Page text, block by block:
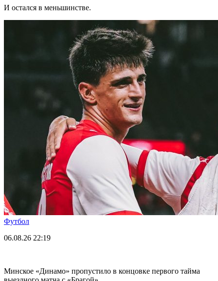
И остался в меньшинстве.
Футбол
06.08.26 22:19
Минское «Динамо» пропустило в концовке первого тайма